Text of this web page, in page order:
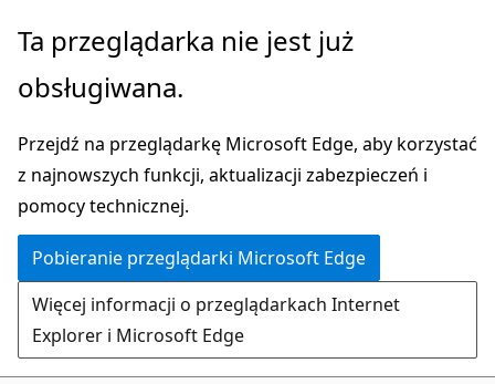
Przejdź
głównej
Przejdź
nawigacji
stronie
Ta przeglądarka nie jest już
obsługiwana.
Przejdź na przeglądarkę Microsoft Edge, aby korzystać
z najnowszych funkcji, aktualizacji zabezpieczeń i
pomocy technicznej.
Pobieranie przeglądarki Microsoft Edge
Więcej informacji o przeglądarkach Internet
Explorer i Microsoft Edge